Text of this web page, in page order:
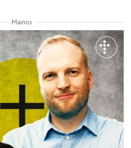
Mainos